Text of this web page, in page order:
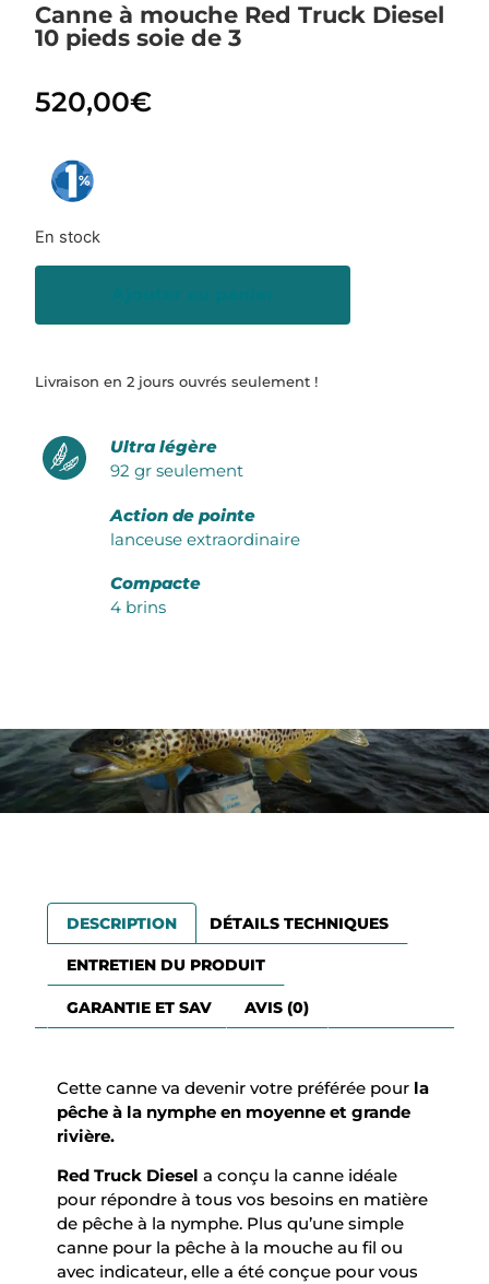
Canne à mouche Red Truck Diesel
10 pieds soie de 3
520,00€
En stock
Livraison en 2 jours ouvrés seulement !
Ultra légère
92 gr seulement
Action de pointe
lanceuse extraordinaire
Compacte
4 brins
DESCRIPTION DÉTAILS TECHNIQUES
ENTRETIEN DU PRODUIT
GARANTIE ET SAV AVIS (0)
Cette canne va devenir votre préférée pour la
pêche à la nymphe en moyenne et grande
rivière.
Red Truck Diesel a conçu la canne idéale
pour répondre à tous vos besoins en matière
de pêche à la nymphe. Plus qu’une simple
canne pour la pêche à la mouche au fil ou
avec indicateur, elle a été conçue pour vous